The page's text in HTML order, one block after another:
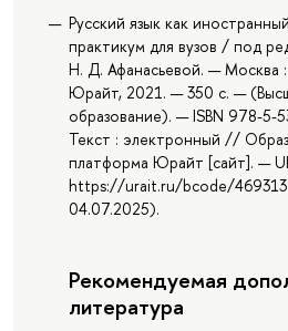
Русский язык как
практикум для вузов / под
Н. Д. Афанасьевой. — Москва :
Юрайт, 2021. — 350 с. —
образование). — ISBN 978-5-
Текст : электронный //
платформа Юрайт [сайт]. —
https://urait.ru/bcode/469313
04.07.2025).
Рекомендуемая
литература